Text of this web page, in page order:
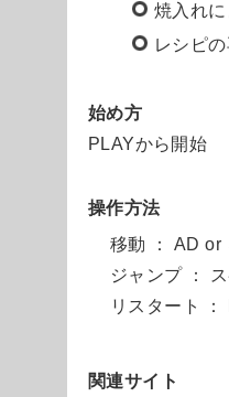
焼入れ
レシピ
始め方
PLAYから開始
操作方法
移動 ： AD
ジャンプ ：
リスタート ：
関連サイト